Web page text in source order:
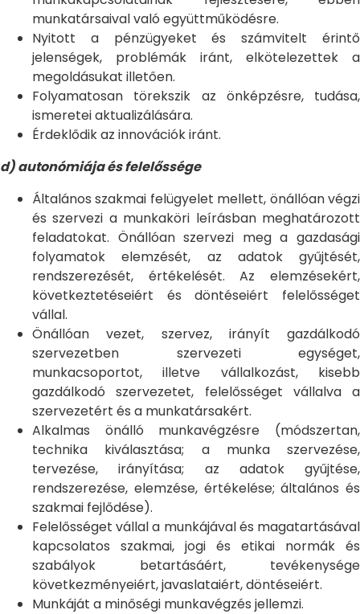
munkatársaival való együttműködésre.
Nyitott a pénzügyeket és számvitelt érintő
jelenségek, problémák iránt, elkötelezettek a
megoldásukat illetően.
Folyamatosan törekszik az önképzésre, tudása,
ismeretei aktualizálására.
Érdeklődik az innovációk iránt.
d) autonómiája és felelőssége
Általános szakmai felügyelet mellett, önállóan végzi
és szervezi a munkaköri leírásban meghatározott
feladatokat. Önállóan szervezi meg a gazdasági
folyamatok elemzését, az adatok gyűjtését,
rendszerezését, értékelését. Az elemzésekért,
következtetéseiért és döntéseiért felelősséget
vállal.
Önállóan vezet, szervez, irányít gazdálkodó
szervezetben szervezeti egységet,
munkacsoportot, illetve vállalkozást, kisebb
gazdálkodó szervezetet, felelősséget vállalva a
szervezetért és a munkatársakért.
Alkalmas önálló munkavégzésre (módszertan,
technika kiválasztása; a munka szervezése,
tervezése, irányítása; az adatok gyűjtése,
rendszerezése, elemzése, értékelése; általános és
szakmai fejlődése).
Felelősséget vállal a munkájával és magatartásával
kapcsolatos szakmai, jogi és etikai normák és
szabályok betartásáért, tevékenysége
következményeiért, javaslataiért, döntéseiért.
Munkáját a minőségi munkavégzés jellemzi.